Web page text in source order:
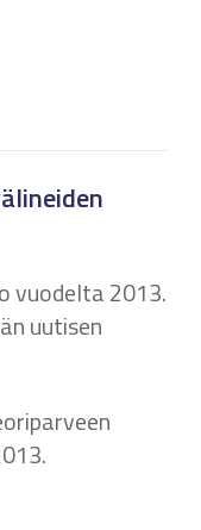
vuodelta 2013.
uutisen